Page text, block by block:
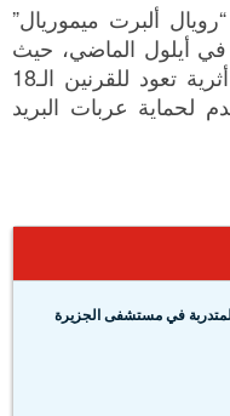
ألبرت ميموريال”
أيلول الماضي، حيث
استولى شخصان على 17 ساعة أثرية تعود للقرنين الـ18
لحماية عربات البريد
في مستشفى الجزيرة